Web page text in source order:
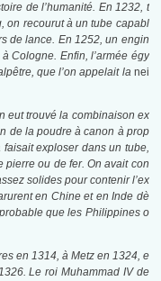
del’humanité. En 1232, t
on recourut à un tube capabl
delance. En 1252, un engin
Cologne. Enfin, l’armée égy
que l’on appelait lanei
eut trouvé la combinaison ex
de la poudre à canon à prop
exploser dans un tube,
pierre ou de fer. On avait con
solides pour contenir l’ex
en Chine et en Inde dè
que les Philippines o
en 1314, à Metz en 1324, e
Le roi Muhammad IV de